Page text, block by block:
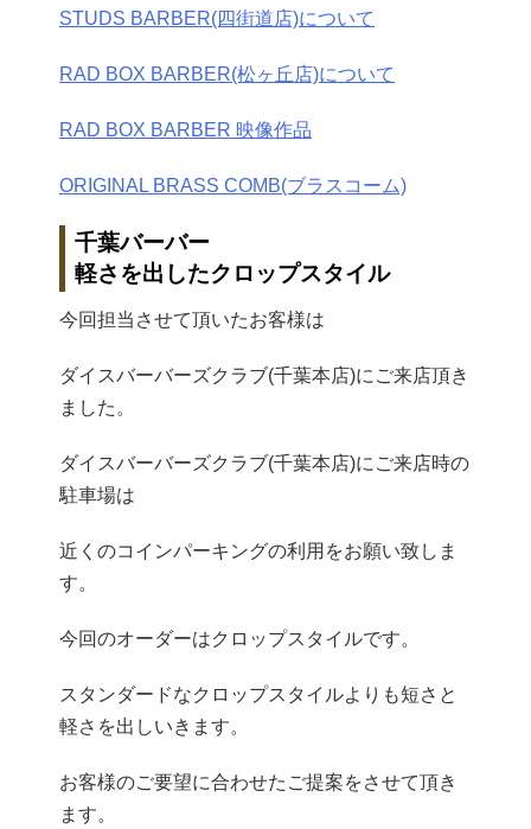
STUDS BARBER(四街道店)について
RAD BOX BARBER(松ヶ丘店)について
RAD BOX BARBER 映像作品
ORIGINAL BRASS COMB(ブラスコーム)
千葉バーバー
軽さを出したクロップスタイル
今回担当させて頂いたお客様は
ダイスバーバーズクラブ(千葉本店)にご来店頂き
ました。
ダイスバーバーズクラブ(千葉本店)にご来店時の
駐車場は
近くのコインパーキングの利用をお願い致しま
す。
今回のオーダーはクロップスタイルです。
スタンダードなクロップスタイルよりも短さと
軽さを出しいきます。
お客様のご要望に合わせたご提案をさせて頂き
ます。